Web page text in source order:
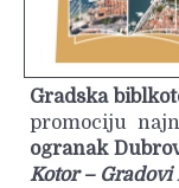
Gradska
promociju
ogranak
Kotor –